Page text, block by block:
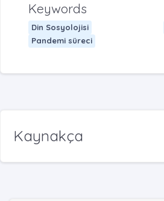
Keywords
Din Sosyolojisi
Pandemi süreci
Kaynakça